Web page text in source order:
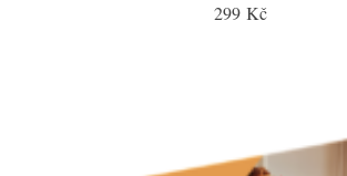
299 Kč